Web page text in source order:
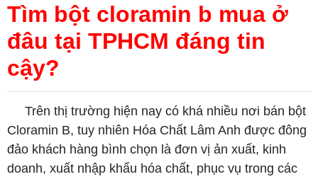
Tìm bột cloramin b mua ở
đâu tại TPHCM đáng tin
cậy?
Trên thị trường hiện nay có khá nhiều nơi bán bột
Cloramin B, tuy nhiên Hóa Chất Lâm Anh được đông
đảo khách hàng bình chọn là đơn vị ản xuất, kinh
doanh, xuất nhập khẩu hóa chất, phục vụ trong các